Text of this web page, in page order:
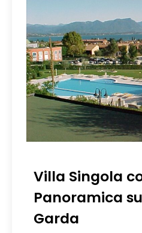
Villa Singola
Panoramica
Garda